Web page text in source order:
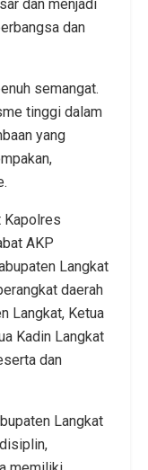
dan menjadi
dan
semangat.
tinggi dalam
yang
Kapolres
AKP
Langkat
daerah
Langkat, Ketua
Kadin Langkat
dan
Langkat